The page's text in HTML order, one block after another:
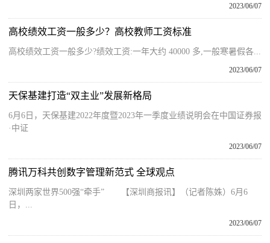
2023/06/07
高校绩效工资一般多少？高校教师工资标准
高校绩效工资一般多少?绩效工资:一年大约 40000 多,一般寒暑假各...
2023/06/07
天保基建打造“双主业”发展新格局
6月6日，天保基建2022年度暨2023年一季度业绩说明会在中国证券报
·中证
2023/06/07
腾讯万科共创数字管理新范式 全球观点
深圳两家世界500强“牵手” 【深圳商报讯】（记者陈姝）6月6
日，...
2023/06/07